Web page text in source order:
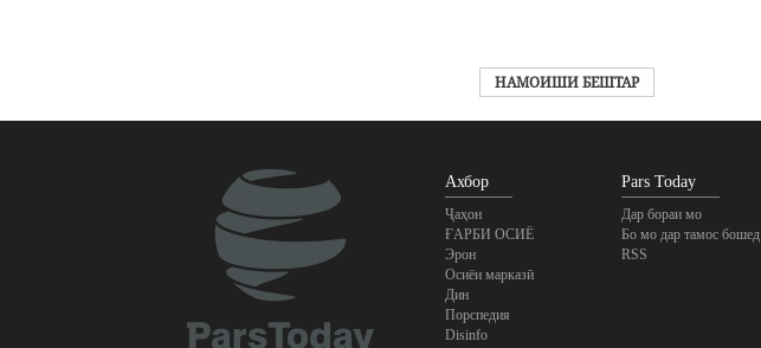
НАМОИШИ БЕШТАР
Ахбор
Ҷаҳон
ҒАРБИ ОСИЁ
Эрон
Осиёи марказӣ
Дин
Порспедия
Disinfo
Pars Today
Дар бораи мо
Бо мо дар тамос бошед
RSS